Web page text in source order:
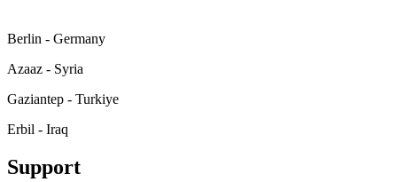
Berlin - Germany
Azaaz - Syria
Gaziantep - Turkiye
Erbil - Iraq
Support